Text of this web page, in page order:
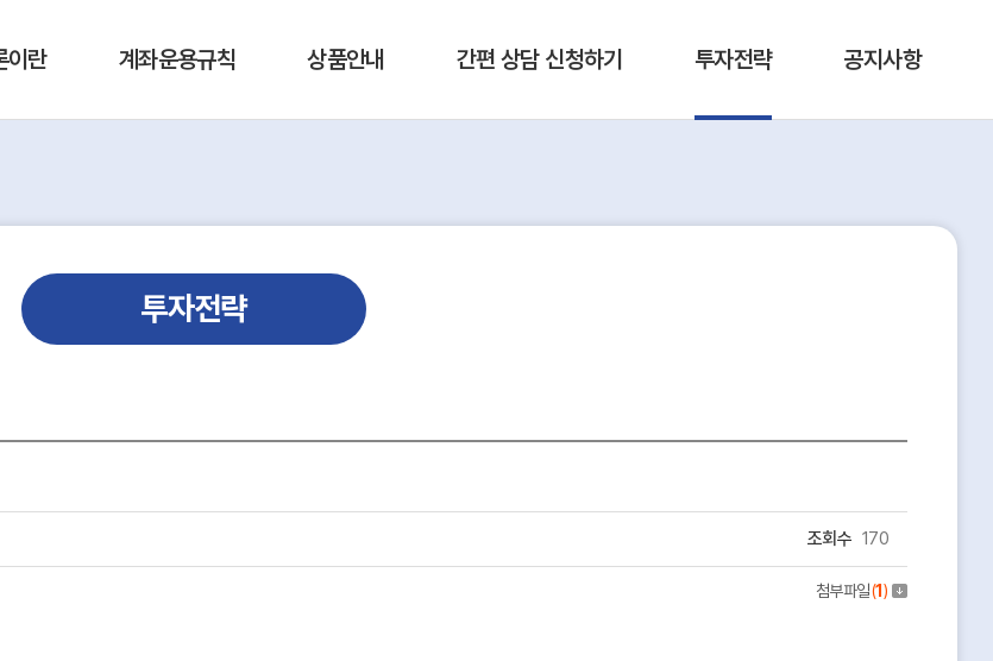
이란 계좌운용규칙 상품안내 간편 상담 신청하기 투자전략 공지사항
투자전략
조회수 170
첨부파일(1 )